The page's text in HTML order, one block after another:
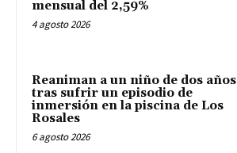
mensual del 2,59%
4 agosto 2026
Reaniman a un niño de dos años
tras sufrir un episodio de
inmersión en la piscina de Los
Rosales
6 agosto 2026